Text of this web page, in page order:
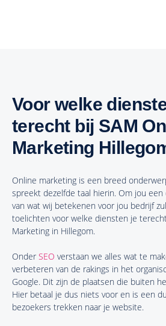
Voor welke
terecht bij SAM
Marketing
Online marketing is een breed
spreekt dezelfde taal hierin. Om jou
van wat wij betekenen voor jou bedrijf
toelichten voor welke diensten je
Marketing in Hillegom.
Onder SEO verstaan we alles wat te
verbeteren van de rakings in het
Google. Dit zijn de plaatsen die buiten
Hier betaal je dus niets voor en is een
bezoekers trekken naar je website.